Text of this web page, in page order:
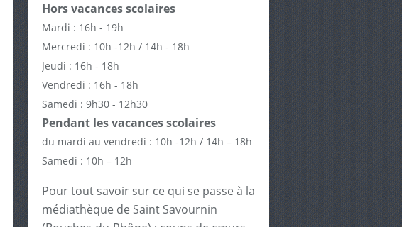
Hors vacances scolaires
Mardi : 16h - 19h
Mercredi : 10h -12h / 14h - 18h
Jeudi : 16h - 18h
Vendredi : 16h - 18h
Samedi : 9h30 - 12h30
Pendant les vacances scolaires
du mardi au vendredi : 10h -12h / 14h – 18h
Samedi : 10h – 12h
Pour tout savoir sur ce qui se passe à la
médiathèque de Saint Savournin